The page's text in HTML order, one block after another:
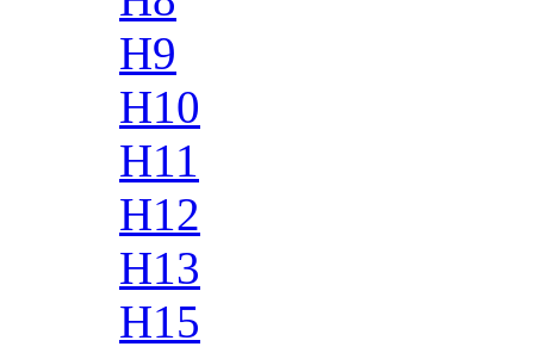
H9
H10
H11
H12
H13
H15